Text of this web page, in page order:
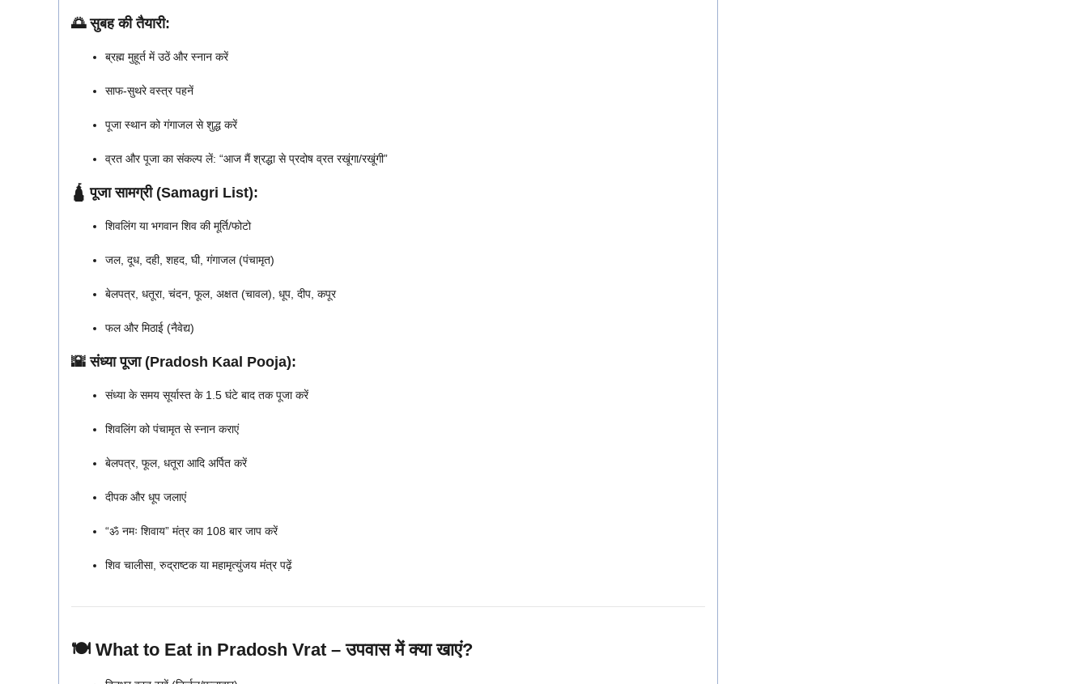
🌅 सुबह की तैयारी:
ब्रह्म मुहूर्त में उठें और स्नान करें
साफ-सुथरे वस्त्र पहनें
पूजा स्थान को गंगाजल से शुद्ध करें
व्रत और पूजा का संकल्प लें: “आज मैं श्रद्धा से प्रदोष व्रत रखूंगा/रखूंगी”
🛕 पूजा सामग्री (Samagri List):
शिवलिंग या भगवान शिव की मूर्ति/फोटो
जल, दूध, दही, शहद, घी, गंगाजल (पंचामृत)
बेलपत्र, धतूरा, चंदन, फूल, अक्षत (चावल), धूप, दीप, कपूर
फल और मिठाई (नैवेद्य)
🌇 संध्या पूजा (Pradosh Kaal Pooja):
संध्या के समय सूर्यास्त के 1.5 घंटे बाद तक पूजा करें
शिवलिंग को पंचामृत से स्नान कराएं
बेलपत्र, फूल, धतूरा आदि अर्पित करें
दीपक और धूप जलाएं
“ॐ नमः शिवाय” मंत्र का 108 बार जाप करें
शिव चालीसा, रुद्राष्टक या महामृत्युंजय मंत्र पढ़ें
🍽️ What to Eat in Pradosh Vrat – उपवास में क्या खाएं?